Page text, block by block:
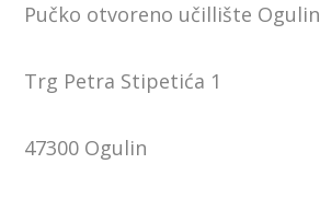
Pučko otvoreno učillište Ogulin
Trg Petra Stipetića 1
47300 Ogulin